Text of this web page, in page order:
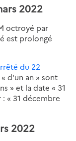
2022
octroyé par
est prolongé
du 22
d'un an » sont
» et la date « 31
« 31 décembre
2022